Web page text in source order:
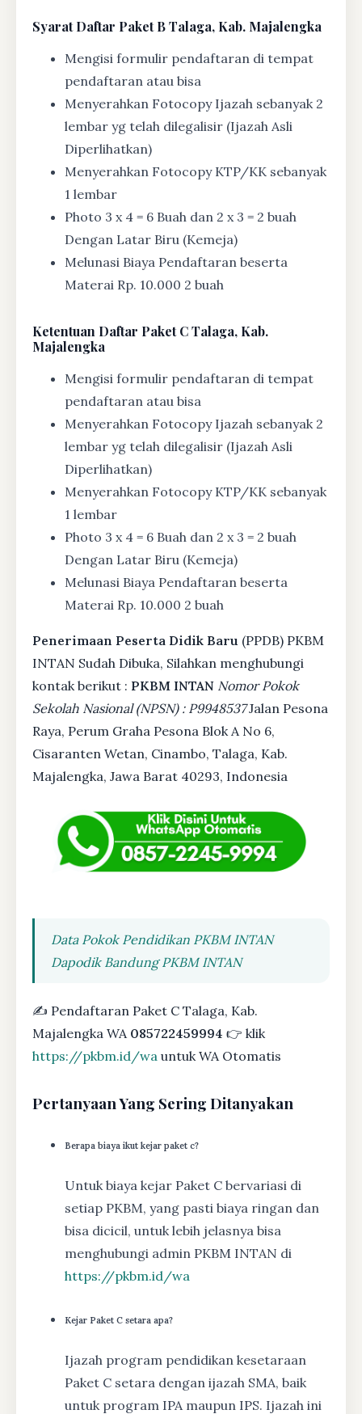
SyaratDaftar Paket B Talaga, Kab. Majalengka
Mengisi formulir pendaftaran di tempat
pendaftaran atau bisa
Menyerahkan Fotocopy Ijazah sebanyak 2
lembar yg telah dilegalisir (Ijazah Asli
Diperlihatkan)
Menyerahkan Fotocopy KTP/KK sebanyak
1 lembar
Photo 3 x 4 = 6 Buah dan 2 x 3 = 2 buah
Dengan Latar Biru (Kemeja)
Melunasi Biaya Pendaftaran beserta
Materai Rp. 10.000 2 buah
Ketentuan Daftar Paket C Talaga, Kab.
Majalengka
Mengisi formulir pendaftaran di tempat
pendaftaran atau bisa
Menyerahkan Fotocopy Ijazah sebanyak 2
lembar yg telah dilegalisir (Ijazah Asli
Diperlihatkan)
Menyerahkan Fotocopy KTP/KK sebanyak
1 lembar
Photo 3 x 4 = 6 Buah dan 2 x 3 = 2 buah
Dengan Latar Biru (Kemeja)
Melunasi Biaya Pendaftaran beserta
Materai Rp. 10.000 2 buah
Penerimaan Peserta Didik Baru (PPDB) PKBM
INTAN Sudah Dibuka, Silahkan menghubungi
kontak berikut : PKBM INTAN Nomor Pokok
Sekolah Nasional (NPSN) : P9948537Jalan Pesona
Raya, Perum Graha Pesona Blok A No 6,
Cisaranten Wetan, Cinambo, Talaga, Kab.
Majalengka, Jawa Barat 40293, Indonesia
Data Pokok Pendidikan PKBM INTAN
Dapodik Bandung PKBM INTAN
✍ Pendaftaran Paket C Talaga, Kab.
Majalengka WA 085722459994 👉 klik
https://pkbm.id/wa untuk WA Otomatis
Pertanyaan Yang Sering Ditanyakan
Berapa biaya ikut kejar paket c?
Untuk biaya kejar Paket C bervariasi di
setiap PKBM, yang pasti biaya ringan dan
bisa dicicil, untuk lebih jelasnya bisa
menghubungi admin PKBM INTAN di
https://pkbm.id/wa
Kejar Paket C setara apa?
Ijazah program pendidikan kesetaraan
Paket C setara dengan ijazah SMA, baik
untuk program IPA maupun IPS. Ijazah ini